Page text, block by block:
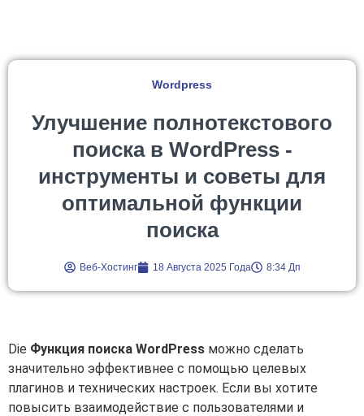
Wordpress
Улучшение полнотекстового
поиска в WordPress -
инструменты и советы для
оптимальной функции
поиска
Веб-Хостинг 18 Августа 2025 Года 8:34 Дп
Die Функция поиска WordPress можно сделать
значительно эффективнее с помощью целевых
плагинов и технических настроек. Если вы хотите
повысить взаимодействие с пользователями и